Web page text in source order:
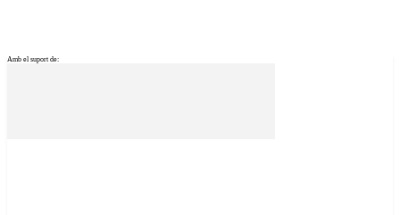
Amb el suport de: